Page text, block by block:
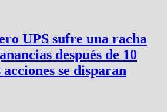
UPS sufre una racha
después de 10
se disparan